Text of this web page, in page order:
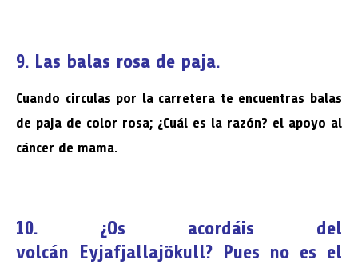
9. Las balas rosa de paja.
Cuando circulas por la carretera te encuentras balas
de paja de color rosa; ¿Cuál es la razón? el apoyo al
cáncer de mama.
10. ¿Os acordáis del
volcán Eyjafjallajökull? Pues no es el